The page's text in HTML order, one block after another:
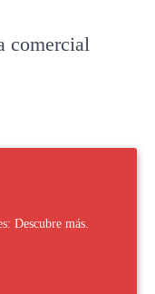
comercial
Descubre más.